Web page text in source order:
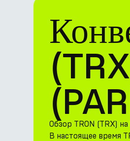
Рынки
Токен PARK
Ресурсы
Компания
Обзор TRON (TRX)
В настоящее время